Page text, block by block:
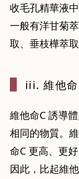
收毛孔精華液
一般有洋甘菊
取、垂枝樺萃取
iii. 維他命
維他命C 誘導
相同的物質。
命C 更高、更
因此，比起維